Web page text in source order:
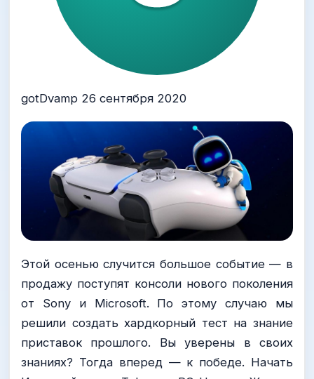
gotDvamp 26 сентября 2020
Этой осенью случится большое событие — в
продажу поступят консоли нового поколения
от Sony и Microsoft. По этому случаю мы
решили создать хардкорный тест на знание
приставок прошлого. Вы уверены в своих
знаниях? Тогда вперед — к победе. Начать